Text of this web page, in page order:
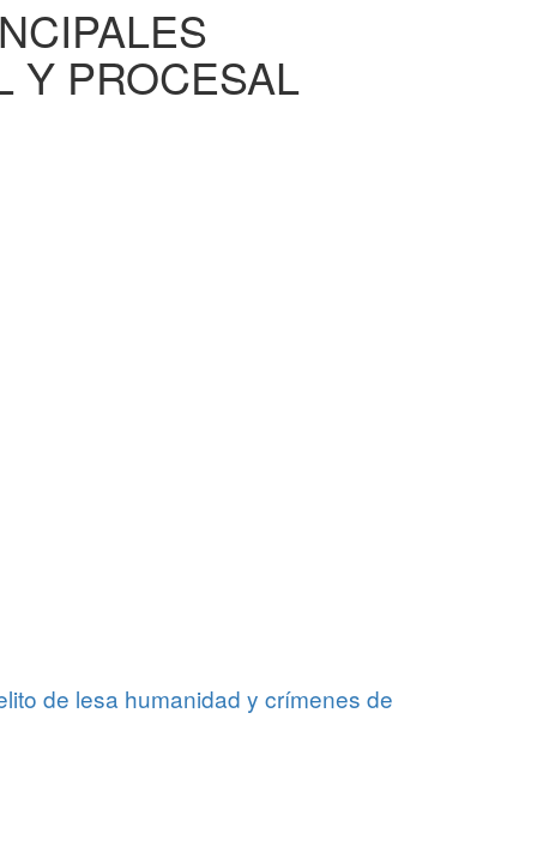
Y PROCESAL
de lesa humanidad y crímenes de